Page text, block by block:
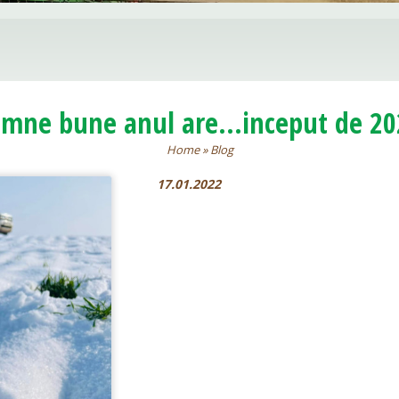
bune anul are...inceput de
Home»Blog
17.01.2022